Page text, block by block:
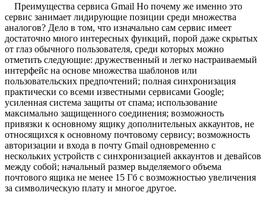
Преимущества сервиса Gmail Но почему же именно это
сервис занимает лидирующие позиции среди множества
аналогов? Дело в том, что изначально сам сервис имеет
достаточно много интересных функций, порой даже скрытых
от глаз обычного пользователя, среди которых можно
отметить следующие: дружественный и легко настраиваемый
интерфейс на основе множества шаблонов или
пользовательских предпочтений; полная синхронизация
практически со всеми известными сервисами Google;
усиленная система защиты от спама; использование
максимально защищенного соединения; возможность
привязки к основному ящику дополнительных аккаунтов, не
относящихся к основному почтовому сервису; возможность
авторизации и входа в почту Gmail одновременно с
нескольких устройств с синхронизацией аккаунтов и девайсов
между собой; начальный размер выделяемого объема
почтового ящика не менее 15 Гб с возможностью увеличения
за символическую плату и многое другое.